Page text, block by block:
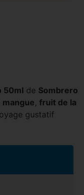
50ml de Sombrero
mangue, fruit de la
gustatif